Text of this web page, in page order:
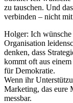
zu tauschen. Und
verbinden – nicht
Holger: Ich wünsche
Organisation
denken, dass
kommt oft aus
für Demokratie.
Wenn ihr
Marketing, das eure
messbar.